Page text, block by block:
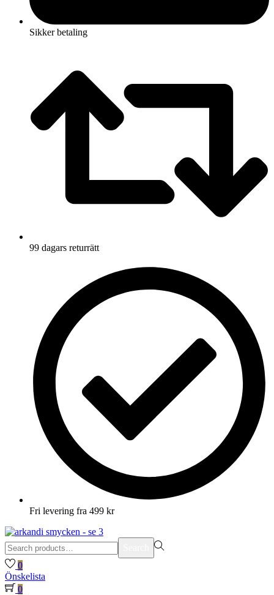
Sikker betaling
99 dagars returrätt
Fri levering fra 499 kr
Search
for:>
0
Önskelista
0